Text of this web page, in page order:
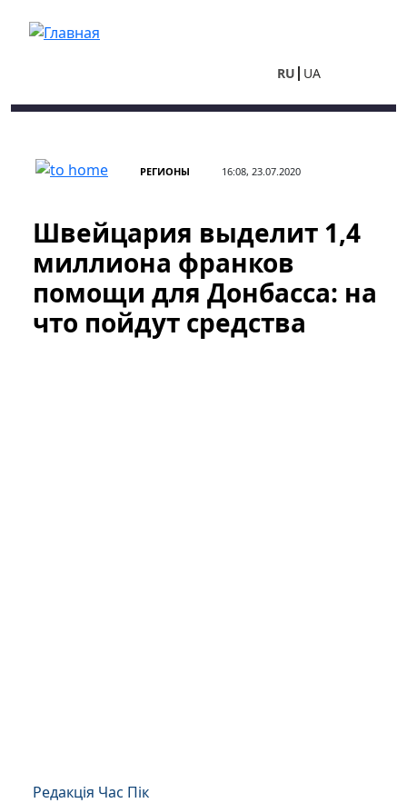
RU UA
РЕГИОНЫ 16:08, 23.07.2020
Швейцария выделит 1,4
миллиона франков
помощи для Донбасса: на
что пойдут средства
Редакція Час Пік